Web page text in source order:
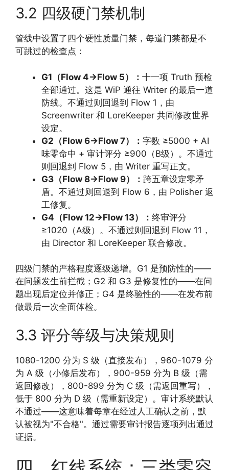
3.2 四级硬门禁机制
管线中设置了四个硬性质量门禁，每道门禁都是不
可跳过的检查点：
G1（Flow 4→Flow 5）： 十一项 Truth 预检
全部通过。这是 WiP 通往 Writer 的最后一道
防线。不通过则回退到 Flow 1，由
Screenwriter 和 LoreKeeper 共同修改世界
设定。
G2（Flow 6→Flow 7）： 字数 ≥5000 + AI
味零命中 + 审计评分 ≥900（B级）。不通过
则回退到 Flow 5，由 Writer 重写正文。
G3（Flow 8→Flow 9）： 跨五章设定零矛
盾。不通过则回退到 Flow 6，由 Polisher 返
工修复。
G4（Flow 12→Flow 13）： 终审评分
≥1020（A级）。不通过则回退到 Flow 11，
由 Director 和 LoreKeeper 联合修改。
四级门禁的严格程度逐级递增。G1 是预防性的——
在问题发生前拦截；G2 和 G3 是修复性的——在问
题出现后定位并修正；G4 是终验性的——在发布前
做最后一次全面体检。
3.3 评分等级与决策规则
1080-1200 分为 S 级（直接发布），960-1079 分
为 A 级（小修后发布），900-959 分为 B 级（需
返回修改），800-899 分为 C 级（需返回重写），
低于 800 分为 D 级（需重新设定）。审计系统默认
不通过——这意味着每章在经过人工确认之前，默
认被视为"不合格"。通过需要审计报告逐项列出通过
证据。